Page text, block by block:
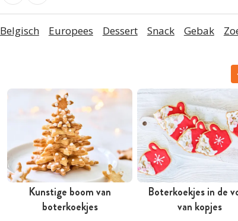
Belgisch Europees Dessert Snack Gebak
Kunstige boom van
boterkoekjes
Boterkoekjes in de
van kopjes